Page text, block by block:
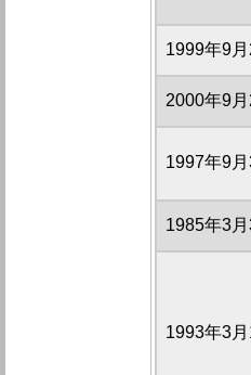
1999年9
2000年9
1997年9
1985年3
1993年3